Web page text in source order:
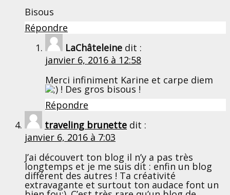
Bisous
Répondre
LaChâteleine dit :
janvier 6, 2016 à 12:58
Merci infiniment Karine et carpe diem
! Des gros bisous !
Répondre
traveling brunette dit :
janvier 6, 2016 à 7:03
J’ai découvert ton blog il n’y a pas très
longtemps et je me suis dit : enfin un blog
différent des autres ! Ta créativité
extravagante et surtout ton audace font un